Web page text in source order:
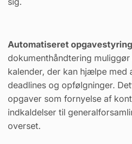
Automatiseret opgavestyring
dokumenthåndtering
kalender, der kan hjælpe med
deadlines og opfølgninger.
opgaver som fornyelse af
indkaldelser til
overset.